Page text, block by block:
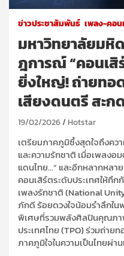
ข่าวประชาสัมพันธ์ เพลง-คอน
มหาวิทยาลัยมหิ
ฎการณ์ “คอนเสิ
ยิ่งใหญ่! ถ่ายทอ
เสียงดนตรี สะก
19/02/2026 Hotstar
เตรียมภาคภูมิซึ้งสุดใจถึงคว
และความรักชาติ เมื่อเพลงอม
แดนไทย…” และอีกหลากหลา
คอนเสิร์ตระดับประเทศให้กึ
เพลงรักชาติ (National
ภักดี ร้อยดวงใจน้อมรำลึกใ
พิเศษที่รวมพลังศิลปินคุณภา
ประเทศไทย (TPO) ร่วมถ่าย
ภาคภูมิใจในความเป็นไทยผ่